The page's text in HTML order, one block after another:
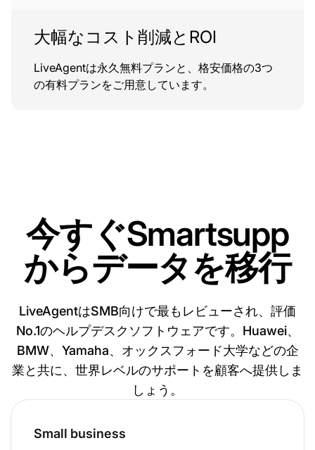
大幅なコスト削減とROI
LiveAgentは永久無料プランと、格安価格の3つ
の有料プランをご用意しています。
今すぐSmartsupp
からデータを移行
LiveAgentはSMB向けで最もレビューされ、評価
No.1のヘルプデスクソフトウェアです。Huawei、
BMW、Yamaha、オックスフォード大学などの企
業と共に、世界レベルのサポートを顧客へ提供しま
しょう。
Small business